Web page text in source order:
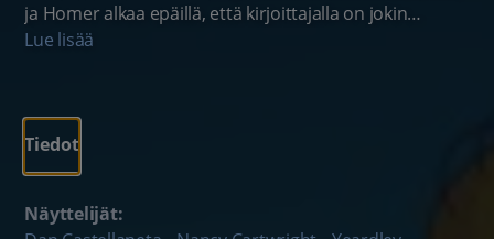
ja Homer alkaa epäillä, että kirjoittajalla on jokin
salaisuus tai katala motiivi. Bart tuo kotiin luokkansa
Lue lisää
Tiedot
Näyttelijät: